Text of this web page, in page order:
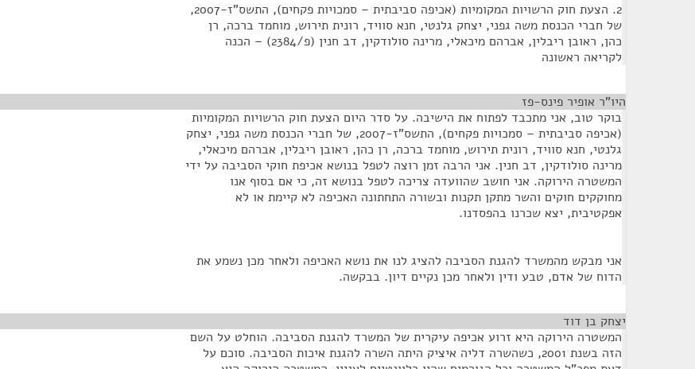
2. הצעת חוק הרשויות המקומיות (אכיפה סביבתית – סמכויות פקחים), התשס"ז-2007,
של חברי הכנסת משה גפני, יצחק גלנטי, חנא סוויד, רונית תירוש, מוחמד ברכה, רן
כהן, ראובן ריבלין, אברהם מיכאלי, מרינה סולודקין, דב חנין (פ/2384) – הכנה
לקריאה ראשונה
היו"ר אופיר פינס-פז
בוקר טוב, אני מתכבד לפתוח את הישיבה. על סדר היום הצעת חוק הרשויות המקומיות
(אכיפה סביבתית – סמכויות פקחים), התשס"ז-2007, של חברי הכנסת משה גפני, יצחק
גלנטי, חנא סוויד, רונית תירוש, מוחמד ברכה, רן כהן, ראובן ריבלין, אברהם מיכאלי,
מרינה סולודקין, דב חנין. אני הרבה זמן רוצה לטפל בנושא אכיפת חוקי הסביבה על ידי
המשטרה הירוקה. אני חושב שהוועדה צריכה לטפל בנושא זה, כי אם בסוף אנו
מחוקקים חוקים והשר מתקן תקנות ובשורה התחתונה האכיפה לא קיימת או לא
אפקטיבית, יצא שכרנו בהפסדנו.
אני מבקש מהמשרד להגנת הסביבה להציג לנו את נושא האכיפה ולאחר מכן נשמע את
הדוח של אדם, טבע ודין ולאחר מכן נקיים דיון. בבקשה.
יצחק בן דוד
המשטרה הירוקה היא זרוע אכיפה עיקרית של המשרד להגנת הסביבה. הוחלט על השם
הזה בשנת 2001, כשהשרה דליה איציק היתה השרה להגנת איכות הסביבה. סוכם על